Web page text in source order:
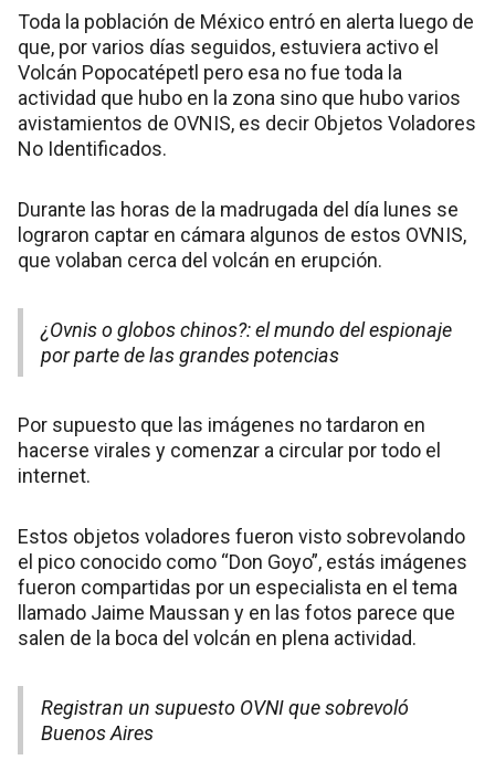
Toda la población de México entró en alerta luego de
que, por varios días seguidos, estuviera activo el
Volcán Popocatépetl pero esa no fue toda la
actividad que hubo en la zona sino que hubo varios
avistamientos de OVNIS, es decir Objetos Voladores
No Identificados.
Durante las horas de la madrugada del día lunes se
lograron captar en cámara algunos de estos OVNIS,
que volaban cerca del volcán en erupción.
¿Ovnis o globos chinos?: el mundo del espionaje
por parte de las grandes potencias
Por supuesto que las imágenes no tardaron en
hacerse virales y comenzar a circular por todo el
internet.
Estos objetos voladores fueron visto sobrevolando
el pico conocido como “Don Goyo”, estás imágenes
fueron compartidas por un especialista en el tema
llamado Jaime Maussan y en las fotos parece que
salen de la boca del volcán en plena actividad.
Registran un supuesto OVNI que sobrevoló
Buenos Aires